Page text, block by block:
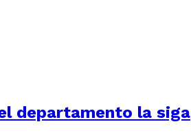
departamento la siga